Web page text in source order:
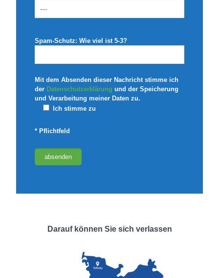
Spam-Schutz: Wie viel ist 5-3?
Mit dem Absenden dieser Nachricht stimme ich
der Datenschutzerklärung und der Speicherung
und Verarbeitung meiner Daten zu.
Ich stimme zu
* Pflichtfeld
Darauf können Sie sich verlassen